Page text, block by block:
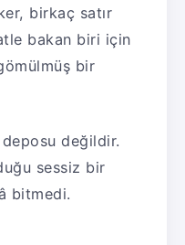
birkaç satır
bakan biri için
bir
deposu değildir.
sessiz bir
bitmedi.